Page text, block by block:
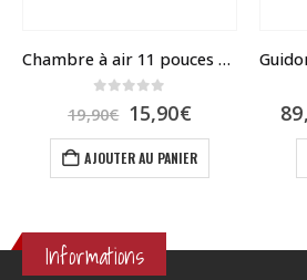
Chambre à air 11 pouces CST pour Dualtron Ultra
19,90€ Le
prix
initial
était :
15,90€Le
actuel
est :
AJOUTER AU PANIER
Informations